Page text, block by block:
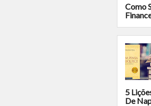
Como
5
De